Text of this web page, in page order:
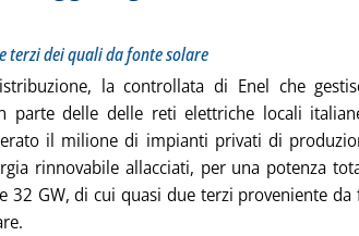
terzi dei quali da fonte solare
la controllata di Enel che
parte delle delle reti elettriche locali
il milione di impianti privati di
rinnovabile allacciati, per una potenza
32 GW, di cui quasi due terzi proveniente da